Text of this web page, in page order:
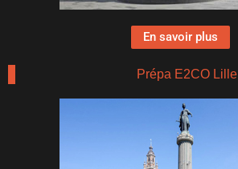
En savoir plus
Prépa E2CO Lille